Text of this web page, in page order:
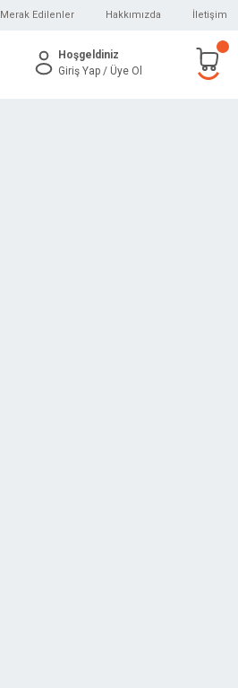
Merak Edilenler Hakkımızda İletişim
Hoşgeldiniz
Giriş Yap / Üye Ol